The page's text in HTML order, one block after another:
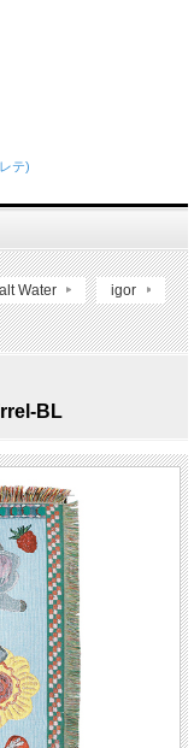
テ)
Water igor
BL